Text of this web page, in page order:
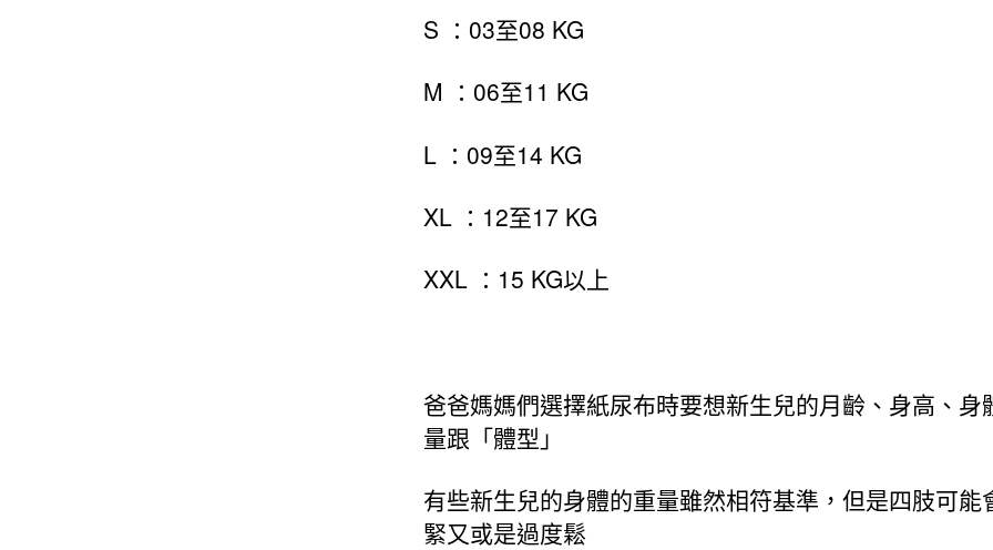
S ：03至08 KG
M ：06至11 KG
L ：09至14 KG
XL ：12至17 KG
XXL ：15 KG以上
爸爸媽媽們選擇紙尿布時要想新生兒的月齡、身高、身
量跟「體型」
有些新生兒的身體的重量雖然相符基準，但是四肢可能
緊又或是過度鬆